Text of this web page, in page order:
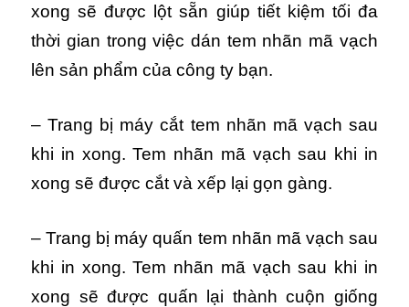
xong sẽ được lột sẵn giúp tiết kiệm tối đa
thời gian trong việc dán tem nhãn mã vạch
lên sản phẩm của công ty bạn.
– Trang bị máy cắt tem nhãn mã vạch sau
khi in xong. Tem nhãn mã vạch sau khi in
xong sẽ được cắt và xếp lại gọn gàng.
– Trang bị máy quấn tem nhãn mã vạch sau
khi in xong. Tem nhãn mã vạch sau khi in
xong sẽ được quấn lại thành cuộn giống